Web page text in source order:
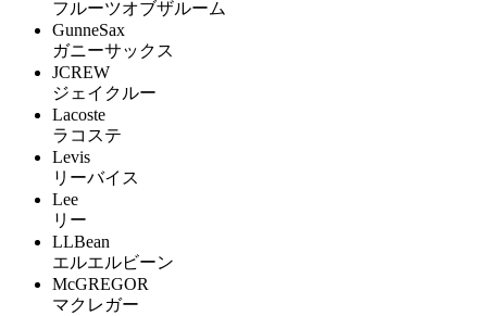
フルーツオブザルーム
GunneSax
ガニーサックス
JCREW
ジェイクルー
Lacoste
ラコステ
Levis
リーバイス
Lee
リー
LLBean
エルエルビーン
McGREGOR
マクレガー